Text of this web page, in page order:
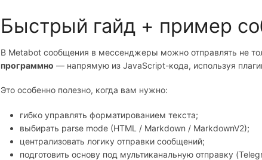
Быстрый гайд + пример
В Metabot сообщения в мессенджеры можно отправлять не
программно — напрямую из JavaScript-кода, используя
Это особенно полезно, когда вам нужно:
гибко управлять форматированием текста;
выбирать parse mode (HTML / Markdown / MarkdownV2);
централизовать логику отправки сообщений;
подготовить основу под мультиканальную отправку